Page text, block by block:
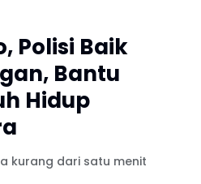
Polisi Baik
Bantu
Hidup
kurang dari satu menit